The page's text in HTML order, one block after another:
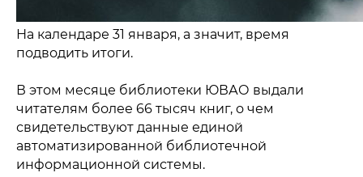
На календаре 31 января, а значит, время
подводить итоги.
В этом месяце библиотеки ЮВАО выдали
читателям более 66 тысяч книг, о чем
свидетельствуют данные единой
автоматизированной библиотечной
информационной системы.